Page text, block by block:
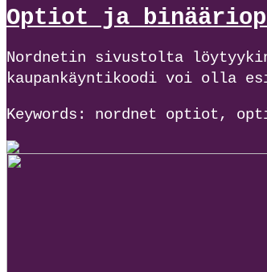
Optiot ja
Nordnetin sivustolta löytyykin
kaupankäyntikoodi voi olla
Keywords: nordnet optiot,